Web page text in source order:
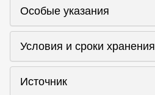
Особые указания
Условия и сроки хранения
Источник